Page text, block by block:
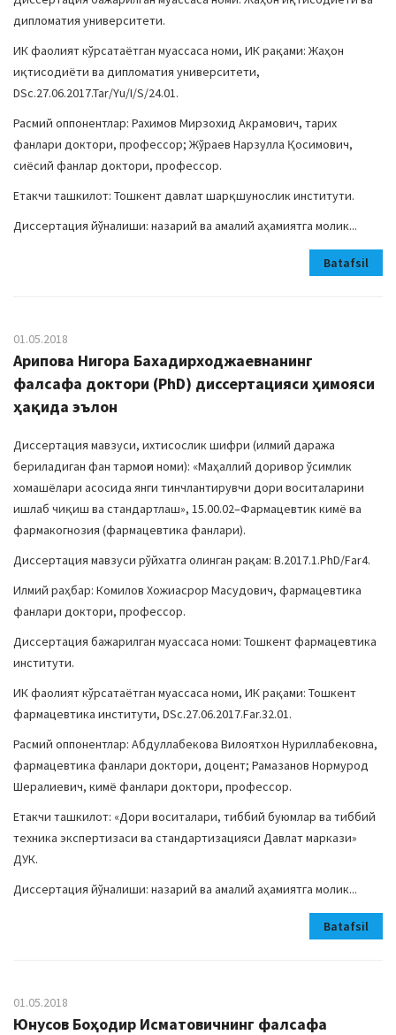
дипломатия университети.
ИК фаолият кўрсатаётган муассаса номи, ИК рақами: Жаҳон
иқтисодиёти ва дипломатия университети,
DSc.27.06.2017.Tar/Yu/I/S/24.01.
Расмий оппонентлар: Рахимов Мирзохид Акрамович, тарих
фанлари доктори, профессор; Жўраев Нарзулла Қосимович,
сиёсий фанлар доктори, профессор.
Етакчи ташкилот: Тошкент давлат шарқшунослик институти.
Диссертация йўналиши: назарий ва амалий аҳамиятга молик...
Batafsil
01.05.2018
Арипова Нигора Бахадирходжаевнанинг
фалсафа доктори (PhD) диссертацияси ҳимояси
ҳақида эълон
Диссертация мавзуси, ихтисослик шифри (илмий даража
бериладиган фан тармоғи номи): «Маҳаллий доривор ўсимлик
хомашёлари асосида янги тинчлантирувчи дори воситаларини
ишлаб чиқиш ва стандартлаш», 15.00.02–Фармацевтик кимё ва
фармакогнозия (фармацевтика фанлари).
Диссертация мавзуси рўйхатга олинган рақам: B.2017.1.PhD/Far4.
Илмий раҳбар: Комилов Хожиасрор Масудович, фармацевтика
фанлари доктори, профессор.
Диссертация бажарилган муассаса номи: Тошкент фармацевтика
институти.
ИК фаолият кўрсатаётган муассаса номи, ИК рақами: Тошкент
фармацевтика институти, DSc.27.06.2017.Far.32.01.
Расмий оппонентлар: Абдуллабекова Вилоятхон Нуриллабековна,
фармацевтика фанлари доктори, доцент; Рамазанов Нормурод
Шералиевич, кимё фанлари доктори, профессор.
Етакчи ташкилот: «Дори воситалари, тиббий буюмлар ва тиббий
техника экспертизаси ва стандартизацияси Давлат маркази»
ДУК.
Диссертация йўналиши: назарий ва амалий аҳамиятга молик...
Batafsil
01.05.2018
Юнусов Боҳодир Исматовичнинг фалсафа